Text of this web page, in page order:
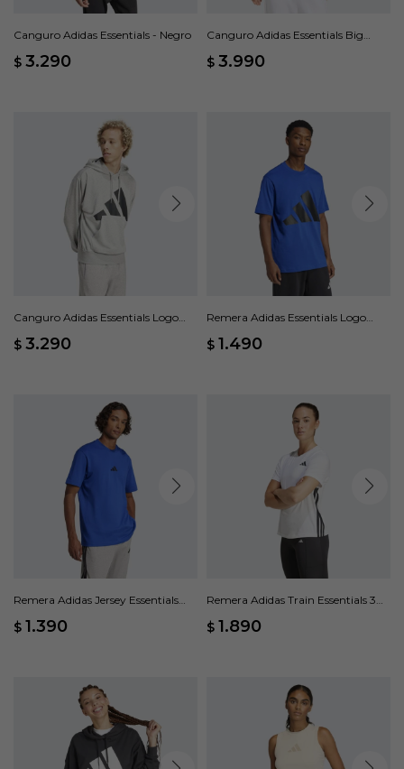
Canguro Adidas Essentials - Negro
$ 3.290
Canguro Adidas Essentials Big
$ 3.990
Canguro Adidas Essentials Logo
$ 3.290
Remera Adidas Essentials Logo
$ 1.490
Remera Adidas Jersey Essentials
$ 1.390
Remera Adidas Train Essentials 3
$ 1.890